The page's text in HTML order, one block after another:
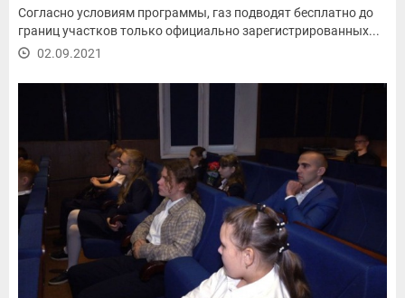
Согласно условиям программы, газ подводят бесплатно до
границ участков только официально зарегистрированных...
02.09.2021